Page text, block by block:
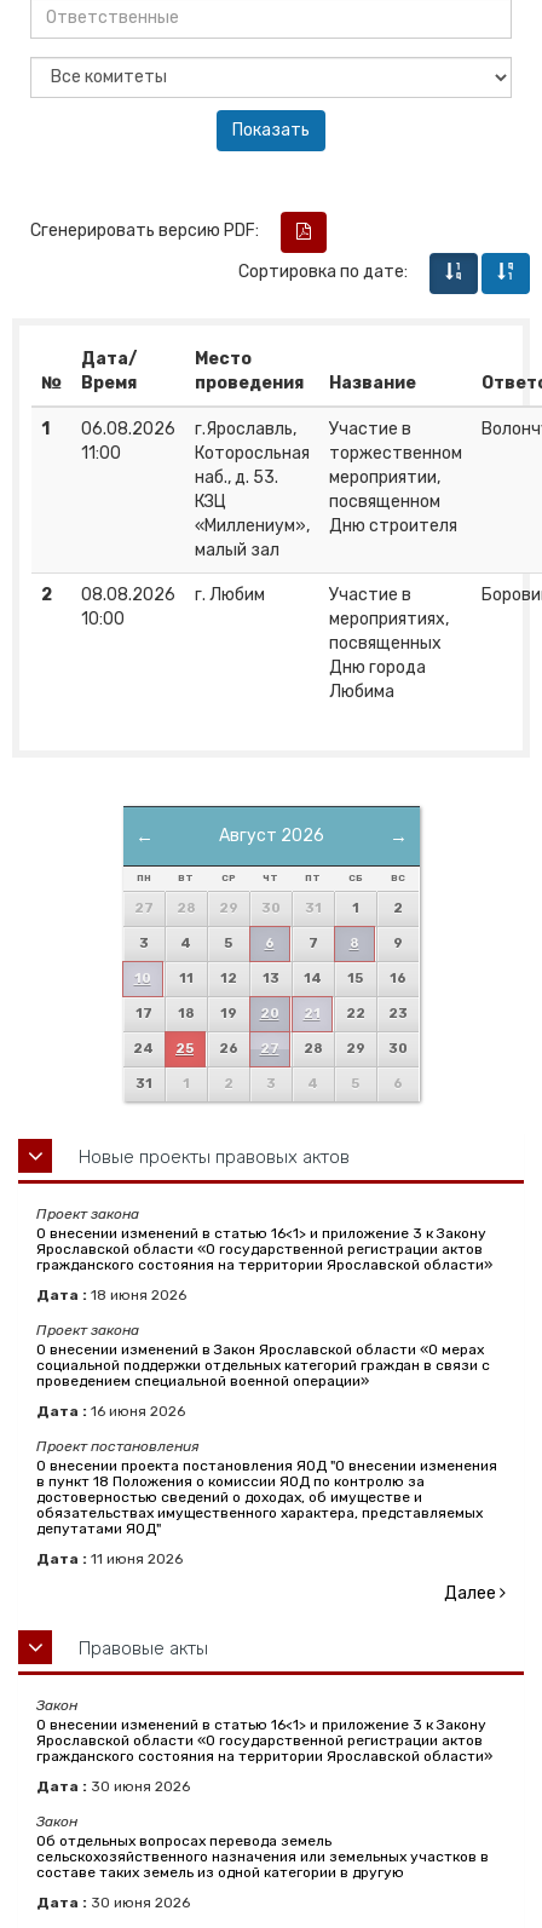
Сгенерировать версию PDF:
Сортировка по дате:
№
Дата/
Время
Место
проведения
Название
1
06.08.2026
11:00
г.Ярославль,
Которосльная
наб., д. 53.
КЗЦ
«Миллениум»,
малый зал
Участие в
торжественном
мероприятии,
посвященном
Дню строителя
2
08.08.2026
10:00
г. Любим
Участие в
мероприятиях,
посвященных
Дню города
Любима
← →
Август 2026
ПН ВТ СР ЧТ ПТ СБ ВС
27 28 29 30 31 1 2
3 4 5 6 7 8 9
10 11 12 13 14 15 16
17 18 19 20 21 22 23
24 25 26 27 28 29 30
31 1 2 3 4 5 6
Новые проекты правовых актов
Проект закона
О внесении изменений в статью 16<1> и приложение 3 к Закону
Ярославской области «О государственной регистрации актов
гражданского состояния на территории Ярославской области»
Дата : 18 июня 2026
Проект закона
О внесении изменений в Закон Ярославской области «О мерах
социальной поддержки отдельных категорий граждан в связи с
проведением специальной военной операции»
Дата : 16 июня 2026
Проект постановления
О внесении проекта постановления ЯОД "О внесении изменения
в пункт 18 Положения о комиссии ЯОД по контролю за
достоверностью сведений о доходах, об имуществе и
обязательствах имущественного характера, представляемых
депутатами ЯОД"
Дата : 11 июня 2026
Далее
Правовые акты
Закон
О внесении изменений в статью 16<1> и приложение 3 к Закону
Ярославской области «О государственной регистрации актов
гражданского состояния на территории Ярославской области»
Дата : 30 июня 2026
Закон
Об отдельных вопросах перевода земель
сельскохозяйственного назначения или земельных участков в
составе таких земель из одной категории в другую
Дата : 30 июня 2026